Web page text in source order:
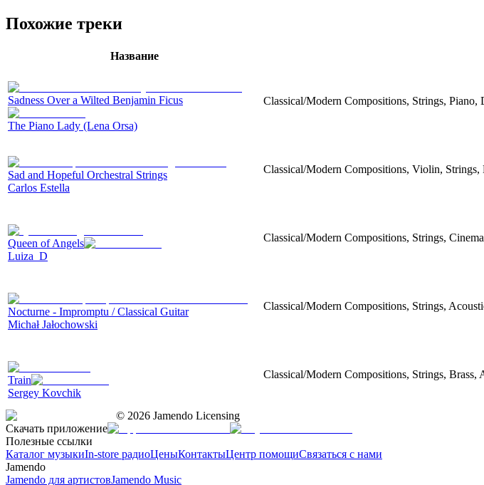
Похожие треки
Название
Sadness Over a Wilted Benjamin Ficus
The Piano Lady (Lena Orsa)
Classical/Modern Compositions, Strings, Piano,
Sad and Hopeful Orchestral Strings
Carlos Estella
Classical/Modern Compositions, Violin,
Queen of Angels
Luiza_D
Classical/Modern Compositions, Strings,
Nocturne - Impromptu / Classical Guitar
Michał Jałochowski
Classical/Modern Compositions, Strings,
Train
Sergey Kovchik
Classical/Modern Compositions, Strings, Brass,
© 2026 Jamendo Licensing
Скачать приложение
Полезные ссылки
Каталог музыкиIn-store радиоЦеныКонтактыЦентр помощиСвязаться с нами
Jamendo
Jamendo для артистовJamendo Music